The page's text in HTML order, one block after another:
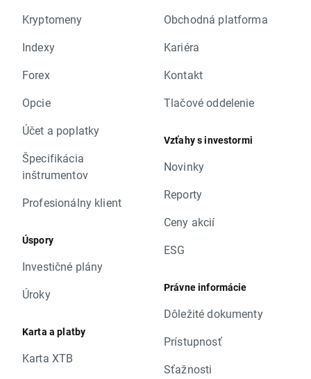
Kryptomeny
Indexy
Forex
Opcie
Účet a poplatky
Špecifikácia
inštrumentov
Profesionálny klient
Úspory
Investičné plány
Úroky
Karta a platby
Karta XTB
Obchodná platforma
Kariéra
Kontakt
Tlačové oddelenie
Vzťahy s investormi
Novinky
Reporty
Ceny akcií
ESG
Právne informácie
Dôležité dokumenty
Prístupnosť
Sťažnosti